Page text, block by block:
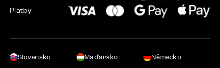
Platby
Slovensko Maďarsko Německo